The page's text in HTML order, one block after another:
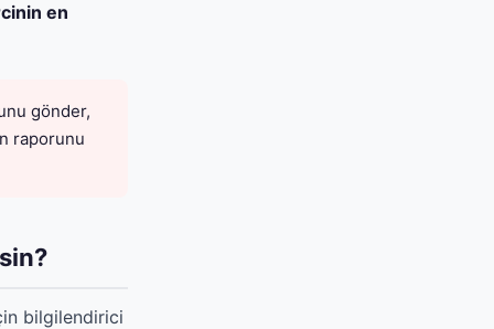
en
gönder,
raporunu
bilgilendirici